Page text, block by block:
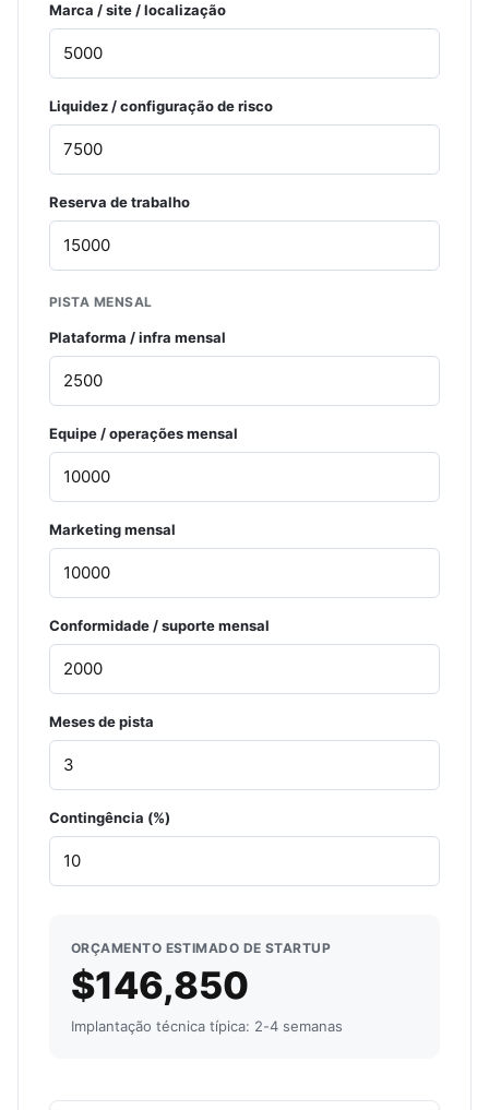
Marca / site / localização
Liquidez / configuração de risco
Reserva de trabalho
PISTA MENSAL
Plataforma / infra mensal
Equipe / operações mensal
Marketing mensal
Conformidade / suporte mensal
Meses de pista
Contingência (%)
ORÇAMENTO ESTIMADO DE STARTUP
$146,850
Implantação técnica típica: 2-4 semanas